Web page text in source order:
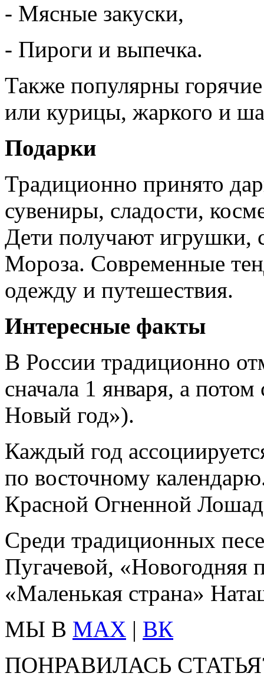
- Мясные закуски,
- Пироги и выпечка.
Также популярны
или курицы, жаркого и
Подарки
Традиционно принято
сувениры, сладости,
Дети получают игрушки,
Мороза. Современные
одежду и путешествия.
Интересные факты
В России традиционно
сначала 1 января, а
Новый год»).
Каждый год
по восточному
Красной Огненной
Среди традиционных
Пугачевой, «Новогодняя
«Маленькая страна»
МЫ В MAX | ВК
ПОНРАВИЛАСЬ